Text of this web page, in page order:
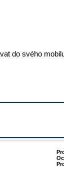
do svého